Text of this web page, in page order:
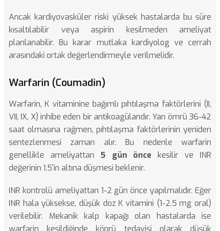
Ancak kardiyovasküler riski yüksek hastalarda bu süre
kısaltılabilir veya aspirin kesilmeden ameliyat
planlanabilir. Bu karar mutlaka kardiyolog ve cerrah
arasındaki ortak değerlendirmeyle verilmelidir.
Warfarin (Coumadin)
Warfarin, K vitaminine bağımlı pıhtılaşma faktörlerini (II,
VII, IX, X) inhibe eden bir antikoagülandır. Yarı ömrü 36-42
saat olmasına rağmen, pıhtılaşma faktörlerinin yeniden
sentezlenmesi zaman alır. Bu nedenle warfarin
genellikle ameliyattan 5 gün önce kesilir ve INR
değerinin 1.5'in altına düşmesi beklenir.
INR kontrolü ameliyattan 1-2 gün önce yapılmalıdır. Eğer
INR hala yüksekse, düşük doz K vitamini (1-2.5 mg oral)
verilebilir. Mekanik kalp kapağı olan hastalarda ise
warfarin kesildiğinde köprü tedavisi olarak düşük